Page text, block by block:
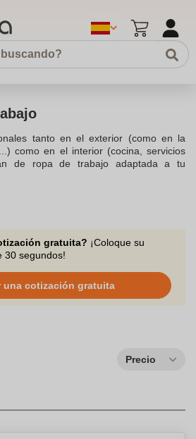
tanto en el exterior (como en la
como en el interior (cocina, servicios
de ropa de trabajo adaptada a tu
la imagen de tu logotipo te permitirá
tu identidad corporativa y de
trabajo proporcionará comodidad y
clientes o para tus amigos. Estarán
de trabajo. A partir de 10 artículos de
comunidad o tu asociación, estarán
promocionarán la imagen de tu marca.
gratuita? ¡Coloque su
30 segundos!
una cotización gratuita
Precio